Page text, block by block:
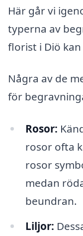
Här går vi
typerna av
florist i Diö
Några av de
för
Rosor:
rosor ofta
rosor
medan
beundran.
Liljor: